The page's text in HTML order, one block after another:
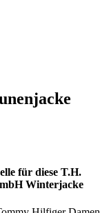
für diese T.H.
Winterjacke